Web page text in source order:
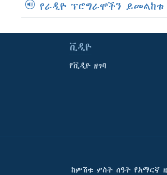
የራዲዮ ፕሮግራሞችን ይመልከቱ
ቪዲዮ
የቪዲዮ ዘገባ
ከምሽቱ ሦስት ሰዓት የአማርኛ